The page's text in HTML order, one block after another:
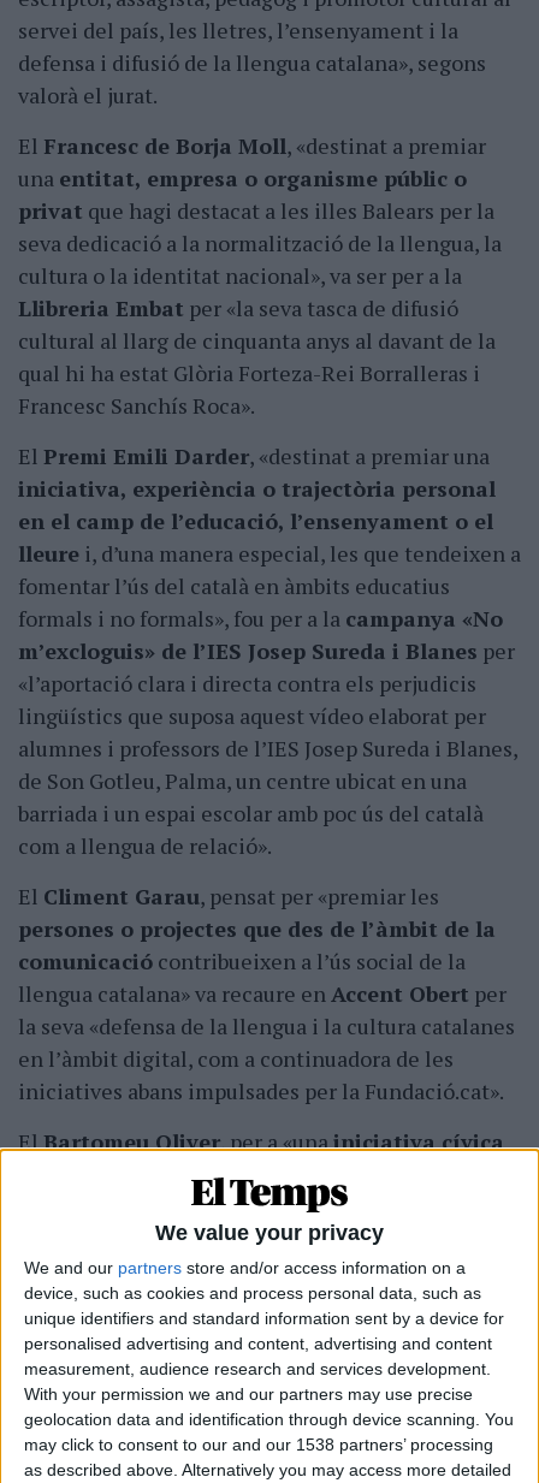
We value your privacy
We and our partners store and/or access information on a
device, such as cookies and process personal data, such as
unique identifiers and standard information sent by a device for
personalised advertising and content, advertising and content
measurement, audience research and services development.
With your permission we and our partners may use precise
geolocation data and identification through device scanning. You
may click to consent to our and our 1538 partners’ processing
as described above. Alternatively you may access more detailed
servei del país, les lletres, l’ensenyament i la
defensa i difusió de la llengua catalana», segons
valorà el jurat.
El Francesc de Borja Moll, «destinat a premiar
una entitat, empresa o organisme públic o
privat que hagi destacat a les illes Balears per la
seva dedicació a la normalització de la llengua, la
cultura o la identitat nacional», va ser per a la
Llibreria Embat per «la seva tasca de difusió
cultural al llarg de cinquanta anys al davant de la
qual hi ha estat Glòria Forteza-Rei Borralleras i
Francesc Sanchís Roca».
El Premi Emili Darder, «destinat a premiar una
iniciativa, experiència o trajectòria personal
en el camp de l’educació, l’ensenyament o el
lleure i, d’una manera especial, les que tendeixen a
fomentar l’ús del català en àmbits educatius
formals i no formals», fou per a la campanya «No
m’excloguis» de l’IES Josep Sureda i Blanes per
«l’aportació clara i directa contra els perjudicis
lingüístics que suposa aquest vídeo elaborat per
alumnes i professors de l’IES Josep Sureda i Blanes,
de Son Gotleu, Palma, un centre ubicat en una
barriada i un espai escolar amb poc ús del català
com a llengua de relació».
El Climent Garau, pensat per «premiar les
persones o projectes que des de l’àmbit de la
comunicació contribueixen a l’ús social de la
llengua catalana» va recaure enAccent Obert per
la seva «defensa de la llengua i la cultura catalanes
en l’àmbit digital, com a continuadora de les
iniciatives abans impulsades per la Fundació.cat».
ElBartomeu Oliver, per a «unainiciativa cívica
de dinamització cultural, de recuperació
lingüística o de revaloració de la cultura
» fou atorgat a l’Escola de Música i
Danses de Mallorcaper «la seva dedicació, al
llarg de cinquanta anys, a la recuperació,
l’ensenyament i la difusió de música, ball, danses i
altres elements patrimonials i tradicionals de la
cultura de Mallorca».